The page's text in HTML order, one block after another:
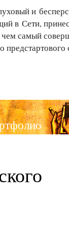
и
в Сети,
самый